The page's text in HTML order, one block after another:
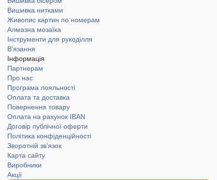
Вишивка нитками
Живопис картин по номерам
Алмазна мозаїка
Інструменти для рукоділля
В'язання
Інформація
Партнерам
Про нас
Програма лояльності
Оплата та доставка
Повернення товару
Оплата на рахунок IBAN
Договір публічної оферти
Політика конфіденційності
Зворотній зв'язок
Карта сайту
Виробники
Акції